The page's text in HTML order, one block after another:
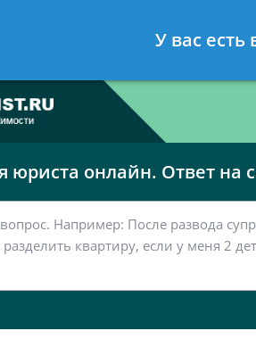
7 812 467-37-86
юриста онлайн. Ответ на
У вас есть